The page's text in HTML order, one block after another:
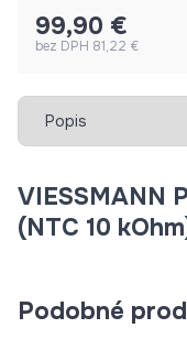
99,90 €
bez DPH 81,22 €
Vybrať záložku
VIESSMANN
(NTC 10
Podobné